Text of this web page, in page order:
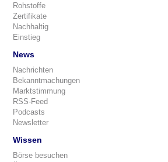
Rohstoffe
Zertifikate
Nachhaltig
Einstieg
News
Nachrichten
Bekanntmachungen
Marktstimmung
RSS-Feed
Podcasts
Newsletter
Wissen
Börse besuchen